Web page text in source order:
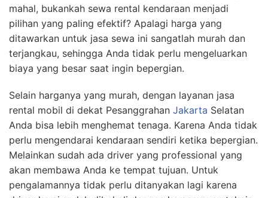
mahal, bukankah sewa rental kendaraan menjadi
pilihan yang paling efektif? Apalagi harga yang
ditawarkan untuk jasa sewa ini sangatlah murah dan
terjangkau, sehingga Anda tidak perlu mengeluarkan
biaya yang besar saat ingin bepergian.
Selain harganya yang murah, dengan layanan jasa
rental mobil di dekat Pesanggrahan Jakarta Selatan
Anda bisa lebih menghemat tenaga. Karena Anda tidak
perlu mengendarai kendaraan sendiri ketika bepergian.
Melainkan sudah ada driver yang professional yang
akan membawa Anda ke tempat tujuan. Untuk
pengalamannya tidak perlu ditanyakan lagi karena